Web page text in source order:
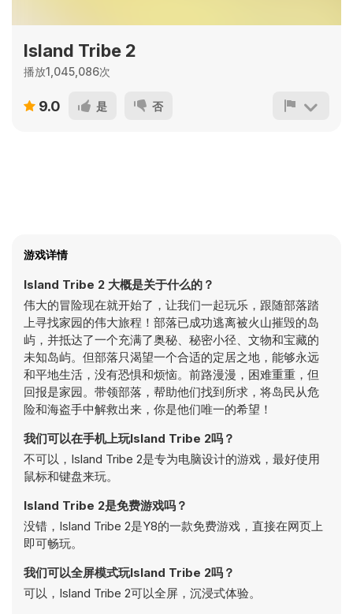
Island Tribe 2
播放1,045,086次
9.0 是 否
游戏详情
Island Tribe 2 大概是关于什么的？
伟大的冒险现在就开始了，让我们一起玩乐，跟随部落踏
上寻找家园的伟大旅程！部落已成功逃离被火山摧毁的岛
屿，并抵达了一个充满了奥秘、秘密小径、文物和宝藏的
未知岛屿。但部落只渴望一个合适的定居之地，能够永远
和平地生活，没有恐惧和烦恼。前路漫漫，困难重重，但
回报是家园。带领部落，帮助他们找到所求，将岛民从危
险和海盗手中解救出来，你是他们唯一的希望！
我们可以在手机上玩Island Tribe 2吗？
不可以，Island Tribe 2是专为电脑设计的游戏，最好使用
鼠标和键盘来玩。
Island Tribe 2是免费游戏吗？
没错，Island Tribe 2是Y8的一款免费游戏，直接在网页上
即可畅玩。
我们可以全屏模式玩Island Tribe 2吗？
可以，Island Tribe 2可以全屏，沉浸式体验。